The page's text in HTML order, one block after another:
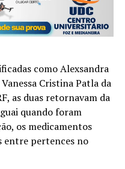
como Alexsandra
Cristina Patla da
as duas retornavam da
quando foram
os medicamentos
entre pertences no